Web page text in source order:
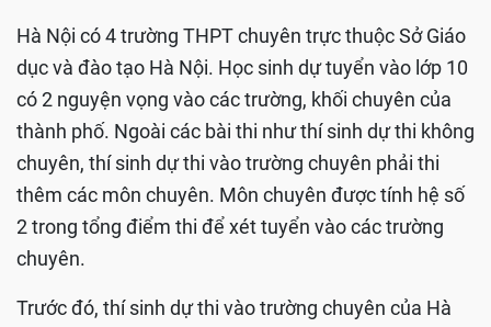
Hà Nội có 4 trường THPT chuyên trực thuộc Sở Giáo
dục và đào tạo Hà Nội. Học sinh dự tuyển vào lớp 10
có 2 nguyện vọng vào các trường, khối chuyên của
thành phố. Ngoài các bài thi như thí sinh dự thi không
chuyên, thí sinh dự thi vào trường chuyên phải thi
thêm các môn chuyên. Môn chuyên được tính hệ số
2 trong tổng điểm thi để xét tuyển vào các trường
chuyên.
Trước đó, thí sinh dự thi vào trường chuyên của Hà